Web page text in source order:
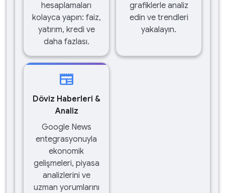
hesaplamaları
kolayca yapın: faiz,
yatırım, kredi ve
daha fazlası.
grafiklerle analiz
edin ve trendleri
yakalayın.
newspaper
Döviz Haberleri &
Analiz
Google News
entegrasyonuyla
ekonomik
gelişmeleri, piyasa
analizlerini ve
uzman yorumlarını